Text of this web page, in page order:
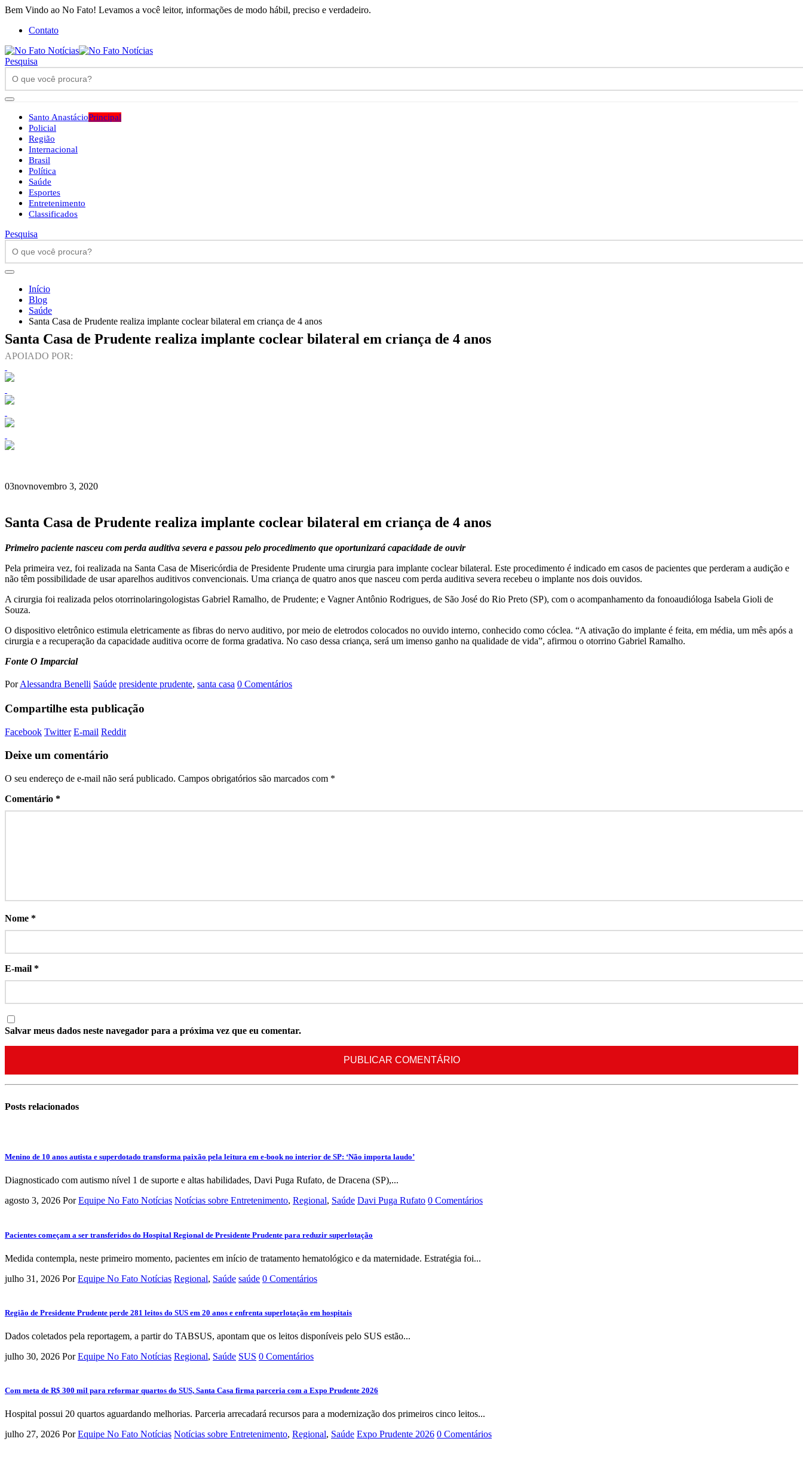
Bem Vindo ao No Fato! Levamos a você leitor, informações de modo hábil, preciso e verdadeiro.
Contato
Pesquisa
Santo AnastácioPrincipal
Policial
Região
Internacional
Brasil
Política
Saúde
Esportes
Entretenimento
Classificados
Pesquisa
Início
Blog
Saúde
Santa Casa de Prudente realiza implante coclear bilateral em criança de 4 anos
Santa Casa de Prudente realiza implante coclear bilateral em criança de 4 anos
APOIADO POR:
03novnovembro 3, 2020
Santa Casa de Prudente realiza implante coclear bilateral em criança de 4 anos
Primeiro paciente nasceu com perda auditiva severa e passou pelo procedimento que oportunizará capacidade de ouvir
Pela primeira vez, foi realizada na Santa Casa de Misericórdia de Presidente Prudente uma cirurgia para implante coclear bilateral. Este procedimento é indicado em casos de pacientes que perderam a audição e
não têm possibilidade de usar aparelhos auditivos convencionais. Uma criança de quatro anos que nasceu com perda auditiva severa recebeu o implante nos dois ouvidos.
A cirurgia foi realizada pelos otorrinolaringologistas Gabriel Ramalho, de Prudente; e Vagner Antônio Rodrigues, de São José do Rio Preto (SP), com o acompanhamento da fonoaudióloga Isabela Gioli de
Souza.
O dispositivo eletrônico estimula eletricamente as fibras do nervo auditivo, por meio de eletrodos colocados no ouvido interno, conhecido como cóclea. “A ativação do implante é feita, em média, um mês após a
cirurgia e a recuperação da capacidade auditiva ocorre de forma gradativa. No caso dessa criança, será um imenso ganho na qualidade de vida”, afirmou o otorrino Gabriel Ramalho.
Fonte O Imparcial
Por Alessandra Benelli Saúde presidente prudente, santa casa 0 Comentários
Compartilhe esta publicação
Facebook Twitter E-mail Reddit
Deixe um comentário
O seu endereço de e-mail não será publicado. Campos obrigatórios são marcados com *
Comentário *
Nome *
E-mail *
Salvar meus dados neste navegador para a próxima vez que eu comentar.
Posts relacionados
Menino de 10 anos autista e superdotado transforma paixão pela leitura em e-book no interior de SP: ‘Não importa laudo’
Diagnosticado com autismo nível 1 de suporte e altas habilidades, Davi Puga Rufato, de Dracena (SP),...
agosto 3, 2026 Por Equipe No Fato Notícias Notícias sobre Entretenimento, Regional, Saúde Davi Puga Rufato 0 Comentários
Pacientes começam a ser transferidos do Hospital Regional de Presidente Prudente para reduzir superlotação
Medida contempla, neste primeiro momento, pacientes em início de tratamento hematológico e da maternidade. Estratégia foi...
julho 31, 2026 Por Equipe No Fato Notícias Regional, Saúde saúde 0 Comentários
Região de Presidente Prudente perde 281 leitos do SUS em 20 anos e enfrenta superlotação em hospitais
Dados coletados pela reportagem, a partir do TABSUS, apontam que os leitos disponíveis pelo SUS estão...
julho 30, 2026 Por Equipe No Fato Notícias Regional, Saúde SUS 0 Comentários
Com meta de R$ 300 mil para reformar quartos do SUS, Santa Casa firma parceria com a Expo Prudente 2026
Hospital possui 20 quartos aguardando melhorias. Parceria arrecadará recursos para a modernização dos primeiros cinco leitos...
julho 27, 2026 Por Equipe No Fato Notícias Notícias sobre Entretenimento, Regional, Saúde Expo Prudente 2026 0 Comentários